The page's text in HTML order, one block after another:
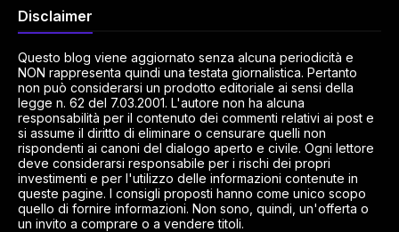
Disclaimer
Questo blog viene aggiornato senza alcuna periodicità e
NON rappresenta quindi una testata giornalistica. Pertanto
non può considerarsi un prodotto editoriale ai sensi della
legge n. 62 del 7.03.2001. L'autore non ha alcuna
responsabilità per il contenuto dei commenti relativi ai post e
si assume il diritto di eliminare o censurare quelli non
rispondenti ai canoni del dialogo aperto e civile. Ogni lettore
deve considerarsi responsabile per i rischi dei propri
investimenti e per l'utilizzo delle informazioni contenute in
queste pagine. I consigli proposti hanno come unico scopo
quello di fornire informazioni. Non sono, quindi, un'offerta o
un invito a comprare o a vendere titoli.